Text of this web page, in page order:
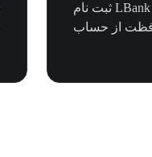
با آدرس ایمیل/شماره تلفن خود در LBank ثبت نام
از حساب